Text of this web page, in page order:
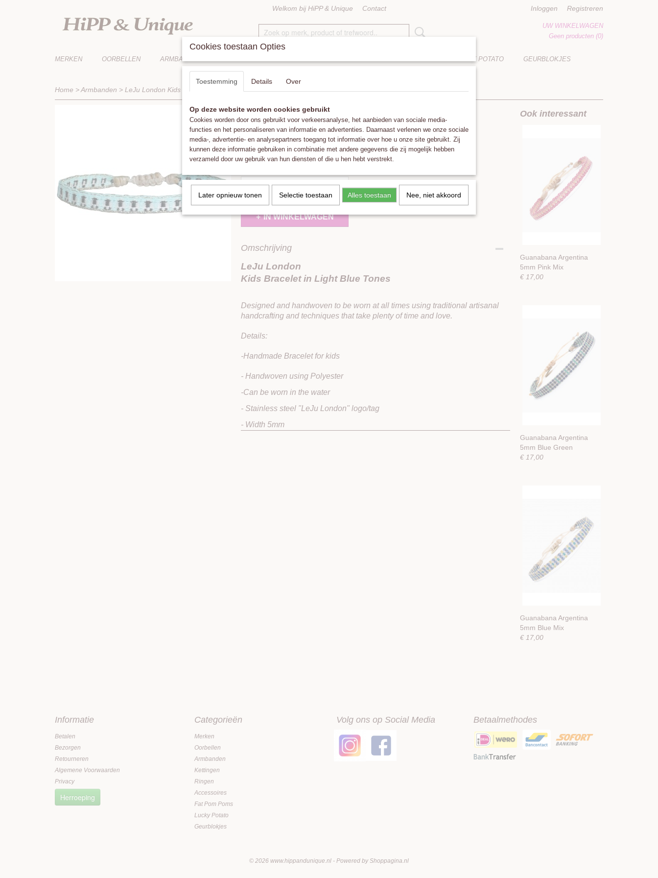
Welkom bij HiPP & Unique Contact Inloggen Registreren
UW WINKELWAGEN
Geen producten (0)
MERKEN OORBELLEN ARMBANDEN LUCKY POTATO GEURBLOKJES
Home >Armbanden > LeJu London Kids Bracelet in Light Blue Tones
LeJu London Kids Bracelet in Light Blue Tones
€ 14,00 (inclusief btw 21%)
✓ Op voorraad
IN WINKELWAGEN
Omschrijving
LeJu London
Kids Bracelet in Light Blue Tones
Designed and handwoven to be worn at all times using traditional artisanal
handcrafting and techniques that take plenty of time and love.
Details:
-Handmade Bracelet for kids
- Handwoven using Polyester
-Can be worn in the water
- Stainless steel "LeJu London" logo/tag
- Width 5mm
Ook interessant
Guanabana Argentina
5mm Pink Mix
€ 17,00
Guanabana Argentina
5mm Blue Green
€ 17,00
Guanabana Argentina
5mm Blue Mix
€ 17,00
Informatie
Betalen
Bezorgen
Retourneren
Algemene Voorwaarden
Privacy
Herroeping
Categorieën
Merken
Oorbellen
Armbanden
Kettingen
Ringen
Accessoires
Fat Pom Poms
Lucky Potato
Geurblokjes
Volg ons op Social Media Betaalmethodes
© 2026 www.hippandunique.nl - Powered by Shoppagina.nl
Cookies toestaan Opties
Toestemming Details Over
Op deze website worden cookies gebruikt
Cookies worden door ons gebruikt voor verkeersanalyse, het aanbieden van sociale media-
functies en het personaliseren van informatie en advertenties. Daarnaast verlenen we onze sociale
media-, advertentie- en analysepartners toegang tot informatie over hoe u onze site gebruikt. Zij
kunnen deze informatie gebruiken in combinatie met andere gegevens die zij mogelijk hebben
verzameld door uw gebruik van hun diensten of die u hen hebt verstrekt.
Later opnieuw tonen Selectie toestaan Alles toestaan Nee, niet akkoord